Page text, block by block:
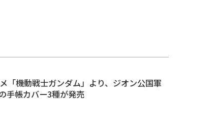
「機動戦士ガンダム」より、ジオン公国軍
手帳カバー3種が発売